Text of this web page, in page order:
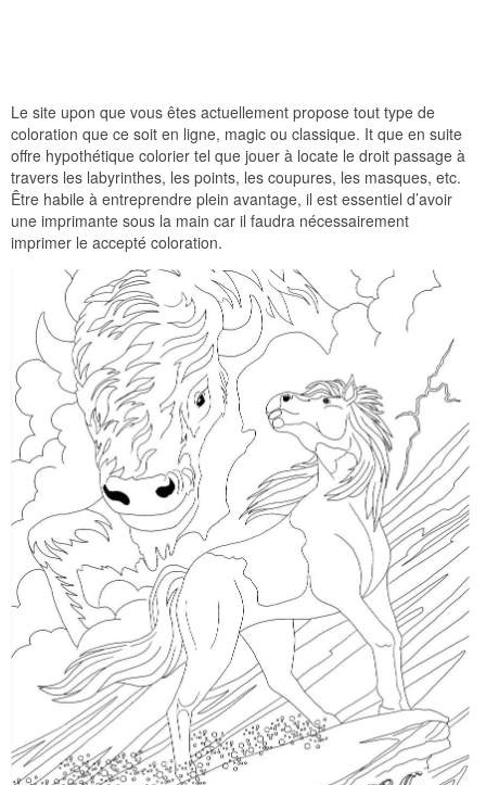
Le site upon que vous êtes actuellement propose tout type de
coloration que ce soit en ligne, magic ou classique. It que en suite
offre hypothétique colorier tel que jouer à locate le droit passage à
travers les labyrinthes, les points, les coupures, les masques, etc.
Être habile à entreprendre plein avantage, il est essentiel d’avoir
une imprimante sous la main car il faudra nécessairement
imprimer le accepté coloration.